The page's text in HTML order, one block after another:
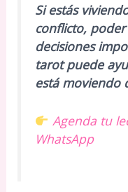
Si estás
conflicto,
decisiones
tarot puede
está moviendo
Agenda tu
WhatsApp